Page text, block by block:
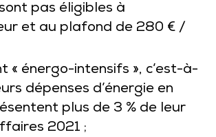
pas éligibles à
et au plafond de 280 € /
« énergo-intensifs », c’est-à-
dépenses d’énergie en
plus de 3 % de leur
2021 ;